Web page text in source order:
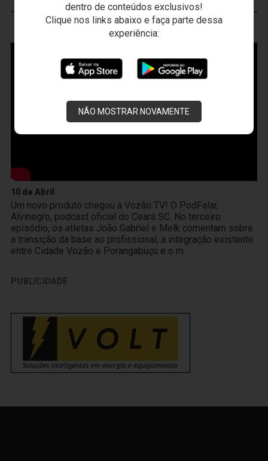
dentro de conteúdos exclusivos!
Clique nos links abaixo e faça parte dessa
experiência:
NÃO MOSTRAR NOVAMENTE
VOZÃOTV
10 de Abril
Um novo produto chegou à Vozão TV! O PodFalar,
Alvinegro, podcast oficial do Ceará SC. No terceiro
episódio, os atletas João Gabriel e Melk comentam sobre
a transição da base ao profissional, a integração existente
entre Cidade Vozão e Porangabuçu e o m
PUBLICIDADE